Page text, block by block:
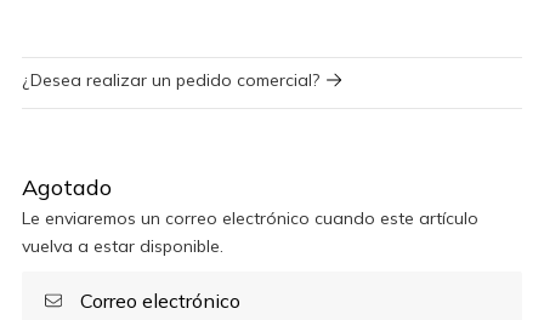
¿Desea realizar un pedido comercial?
Agotado
Le enviaremos un correo electrónico cuando este artículo
vuelva a estar disponible.